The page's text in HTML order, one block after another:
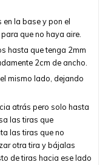
la base y pon el
que no haya aire.
hasta que tenga 2mm
2cm de ancho.
mismo lado, dejando
atrás pero solo hasta
las tiras que
las tiras que no
otra tira y bájalas
de tiras hacia ese lado